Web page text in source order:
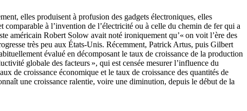
elles produisent à profusion des gadgets électroniques, elles
comparable à l’invention de l’électricité ou à celle du chemin de fer qui a
américain Robert Solow avait noté ironiquement qu’« on voit l’ère des
très peu aux États-Unis. Récemment, Patrick Artus, puis Gilbert
évalué en décomposant le taux de croissance de la production
globale des facteurs », qui est censée mesurer l’influence du
de croissance économique et le taux de croissance des quantités de
une croissance ralentie, voire une diminution, depuis le début de la